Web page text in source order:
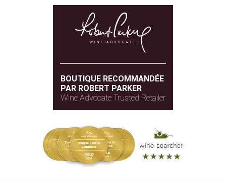
BOUTIQUE RECOMMANDÉE
PAR ROBERT PARKER
Wine Advocate Trusted Retailer